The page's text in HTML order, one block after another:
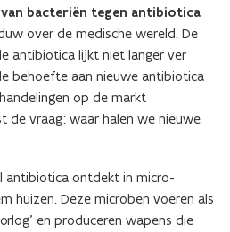
bacteriën tegen antibiotica
over de medische wereld. De
antibiotica lijkt niet langer ver
behoefte aan nieuwe antibiotica
op de markt
de vraag: waar halen we nieuwe
antibiotica ontdekt in micro-
huizen. Deze microben voeren als
en produceren wapens die